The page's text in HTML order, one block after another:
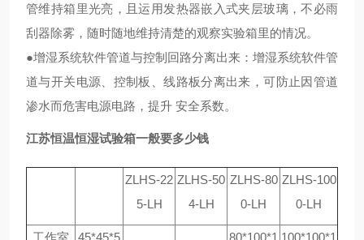
管维持箱里光亮，且运用发热器嵌入式夹层玻璃，不必雨
刮器除雾，随时随地维持清楚的观察实验箱里的情况。
●增湿系统软件管道与控制回路分离出来：增湿系统软件管
道与开关电源、控制板、线路板分离出来，可防止因管道
渗水而危害电源电路，提升 安全系数。
江苏恒温恒湿试验箱一般要多少钱
ZLHS-22
5-LH
ZLHS-50
4-LH
ZLHS-80
0-LH
ZLHS-100
0-LH
工作室 45*45*5 80*100*1 100*100*1